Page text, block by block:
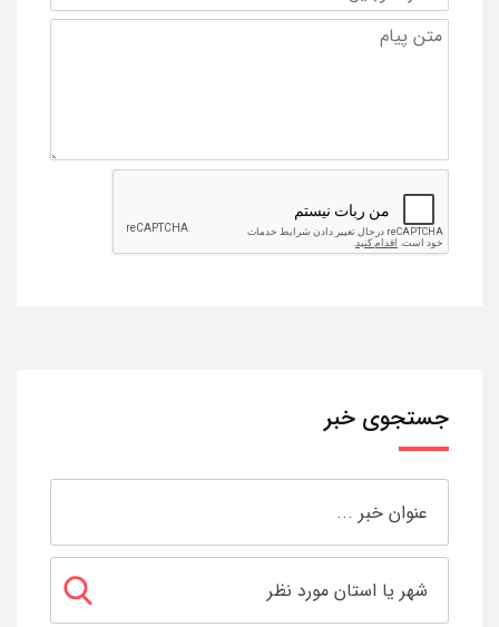
جستجوی خبر